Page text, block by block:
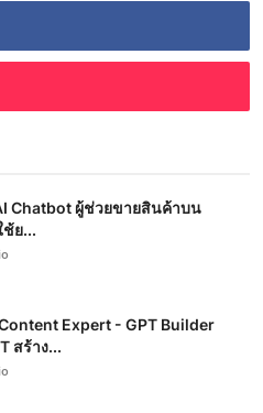
Chatbot ผู้ช่วยขายสินค้าบน
ช้ย...
Expert - GPT Builder
สร้าง...